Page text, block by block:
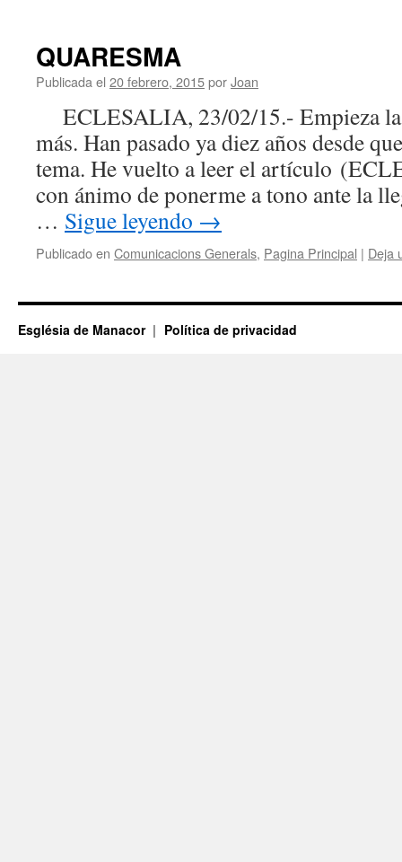
QUARESMA
Publicada el 20 febrero, 2015porJoan
ECLESALIA, 23/02/15.- Empieza la
más. Han pasado ya diez años desde
tema. He vuelto a leer el artículo
con ánimo de ponerme a tono ante la
… Sigue leyendo →
Publicado en Comunicacions Generals, Pagina Principal | Deja
Església de Manacor Política de privacidad